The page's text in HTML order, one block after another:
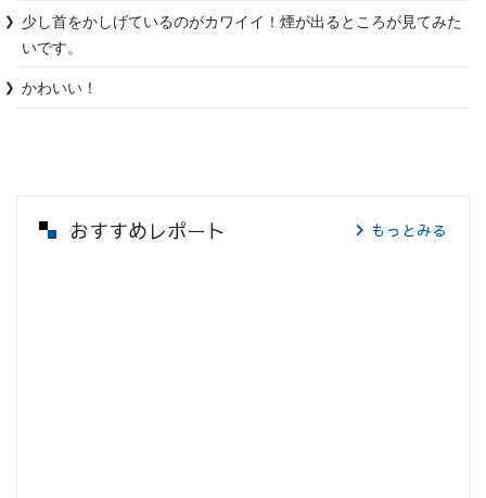
少し首をかしげているのがカワイイ！煙が出るところが見てみた
いです。
かわいい！
おすすめレポート もっとみる